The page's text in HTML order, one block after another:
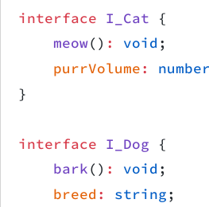
interface I_Cat {
    meow
() : void ;
    purrVolume
: number
}
interface I_Dog {
    bark
() : void ;
    breed
: string;